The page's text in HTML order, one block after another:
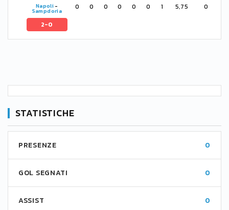
Napoli -
Sampdoria
2-0
0 0 0 0 0 0 1 5,75 0
STATISTICHE
PRESENZE 0
GOL SEGNATI 0
ASSIST 0